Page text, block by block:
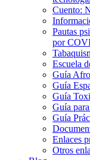
Cuento:
Pautas
por
Escuela
Guía
Guía
Guía
Guía
Guía
Enlaces
Otros